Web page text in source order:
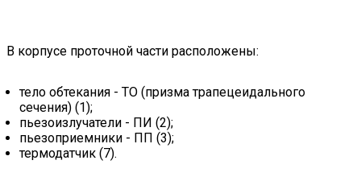
В корпусе проточной части расположены:
тело обтекания - ТО (призма трапецеидального
сечения) (1);
пьезоизлучатели - ПИ (2);
пьезоприемники - ПП (3);
термодатчик (7).